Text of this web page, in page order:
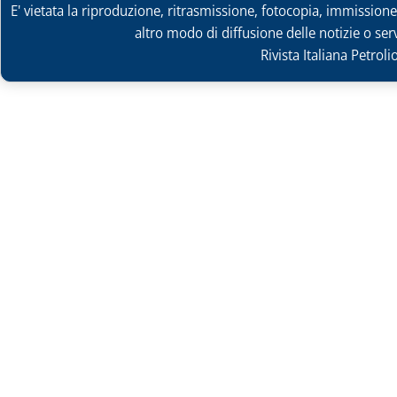
E' vietata la riproduzione, ritrasmissione, fotocopia,
altro modo di diffusione delle notizie o
Rivista Italiana